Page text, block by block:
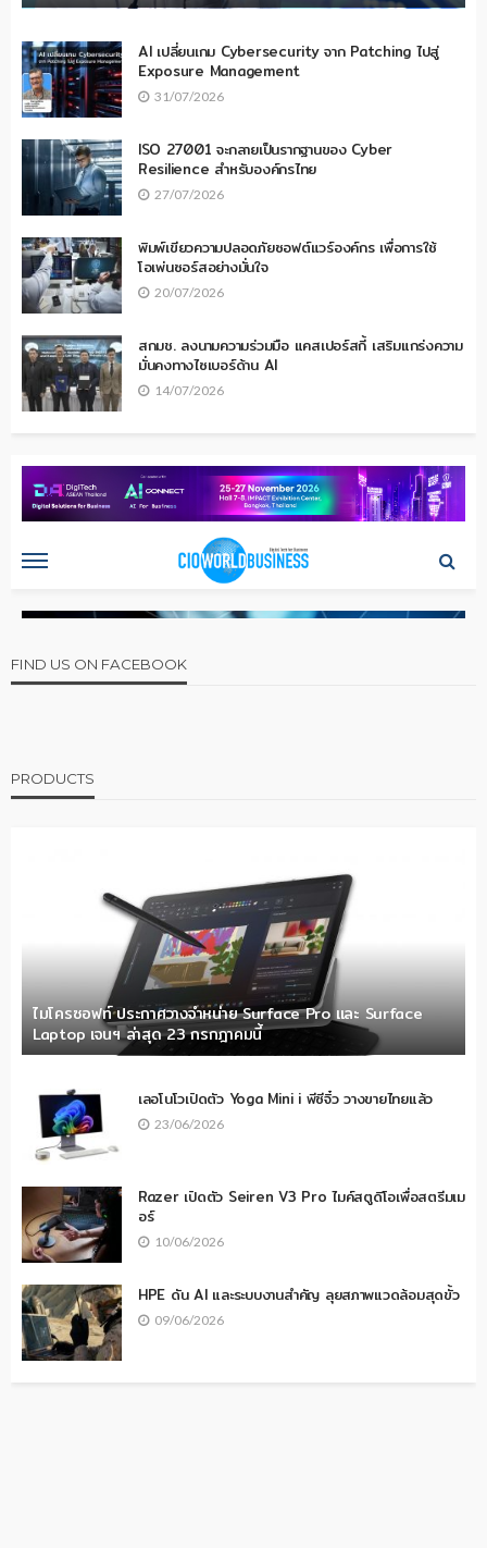
AI เปลี่ยนเกม Cybersecurity จาก Patching ไปสู่
Exposure Management
31/07/2026
ISO 27001 จะกลายเป็นรากฐานของ Cyber
Resilience สำหรับองค์กรไทย
27/07/2026
พิมพ์เขียวความปลอดภัยซอฟต์แวร์องค์กร เพื่อการใช้
โอเพ่นซอร์สอย่างมั่นใจ
20/07/2026
สกมช. ลงนามความร่วมมือ แคสเปอร์สกี้ เสริมแกร่งความ
มั่นคงทางไซเบอร์ด้าน AI
14/07/2026
FIND US ON FACEBOOK
PRODUCTS
ไมโครซอฟท์ ประกาศวางจำหน่าย Surface Pro และ Surface
Laptop เจนฯ ล่าสุด 23 กรกฎาคมนี้
เลอโนโวเปิดตัว Yoga Mini i พีซีจิ๋ว วางขายไทยแล้ว
23/06/2026
Razer เปิดตัว Seiren V3 Pro ไมค์สตูดิโอเพื่อสตรีมเม
อร์
10/06/2026
HPE ดัน AI และระบบงานสำคัญ ลุยสภาพแวดล้อมสุดขั้ว
09/06/2026